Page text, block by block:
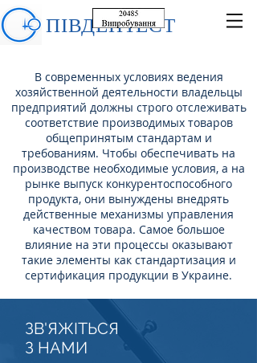
ПІВДЕНТЕСТ
В современных условиях ведения
хозяйственной деятельности владельцы
предприятий должны строго отслеживать
соответствие производимых товаров
общепринятым стандартам и
требованиям. Чтобы обеспечивать на
производстве необходимые условия, а на
рынке выпуск конкурентоспособного
продукта, они вынуждены внедрять
действенные механизмы управления
качеством товара. Самое большое
влияние на эти процессы оказывают
такие элементы как стандартизация и
сертификация продукции в Украине.
ЗВ'ЯЖІТЬСЯ
З НАМИ